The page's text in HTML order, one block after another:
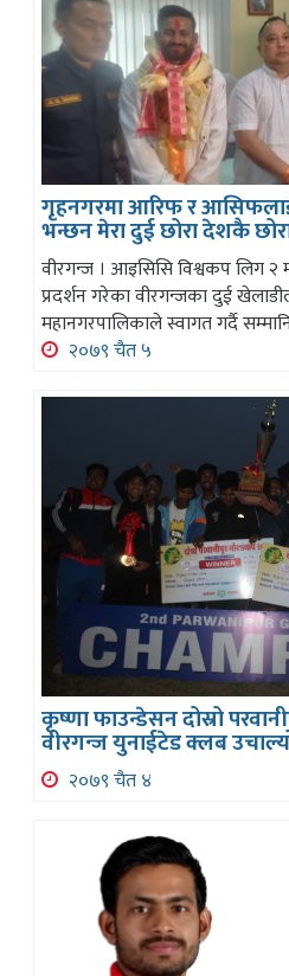
गृहनगरमा आरिफ र
भन्छन मेरा दुई छोरा देशकै
वीरगन्ज । आइसिसि विश्वकप लिग २
प्रदर्शन गरेका वीरगन्जका दुई
महानगरपालिकाले स्वागत गर्दै
२०७९ चैत ५
कृष्णा फाउन्डेसन दोस्रो
वीरगन्ज युनाईटेड क्लब
२०७९ चैत ४